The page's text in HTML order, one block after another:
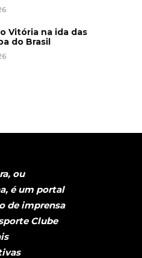
Vitória na ida das
do Brasil
ou
é um portal
de imprensa
Clube